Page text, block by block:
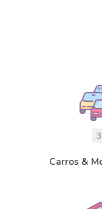
3
Carros &